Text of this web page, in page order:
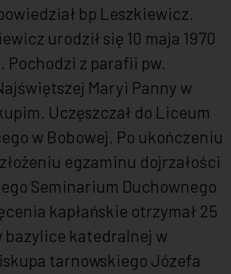
bp Leszkiewicz.
urodził się 10 maja 1970
Pochodzi z parafii pw.
Maryi Panny w
Uczęszczał do Liceum
w Bobowej. Po ukończeniu
egzaminu dojrzałości
Seminarium Duchownego
kapłańskie otrzymał 25
bazylice katedralnej w
tarnowskiego Józefa